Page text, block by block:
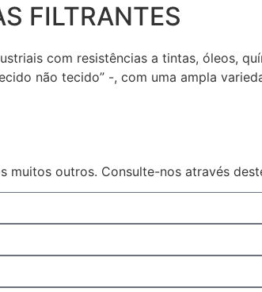
FILTRANTES
com resistências a tintas, óleos,
não tecido” -, com uma ampla
outros. Consulte-nos através